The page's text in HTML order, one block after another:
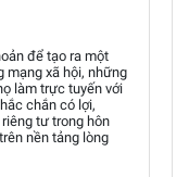
để tạo ra một
mạng xã hội, những
làm trực tuyến với
chắn có lợi,
tư trong hôn
nền tảng lòng